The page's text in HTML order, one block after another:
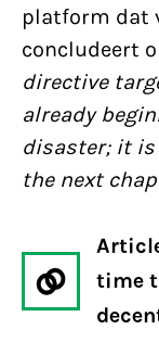
platform dat
concludeert
directive
already
disaster; it is
the next
time